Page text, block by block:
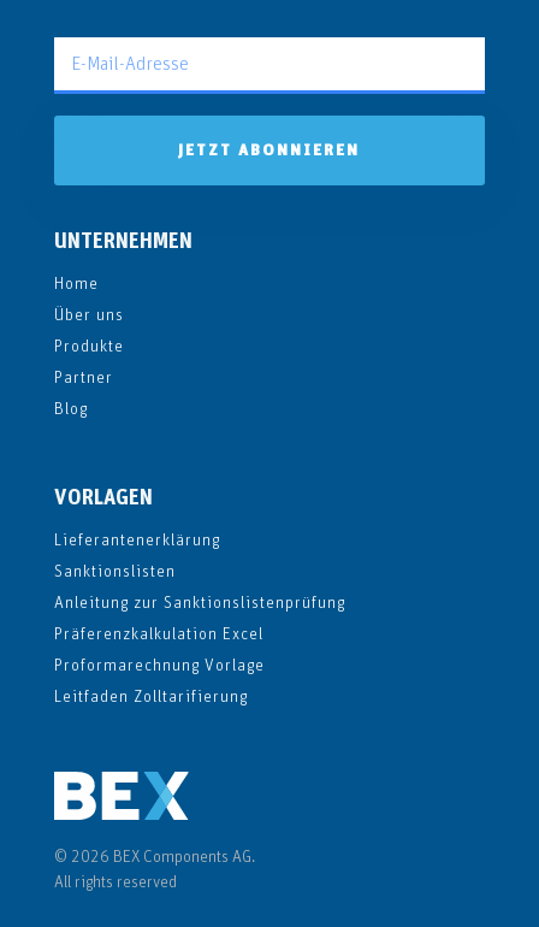
JETZT ABONNIEREN
UNTERNEHMEN
Home
Über uns
Produkte
Partner
Blog
VORLAGEN
Lieferantenerklärung
Sanktionslisten
Anleitung zur Sanktionslistenprüfung
Präferenzkalkulation Excel
Proformarechnung Vorlage
Leitfaden Zolltarifierung
© 2026 BEX Components AG.
All rights reserved